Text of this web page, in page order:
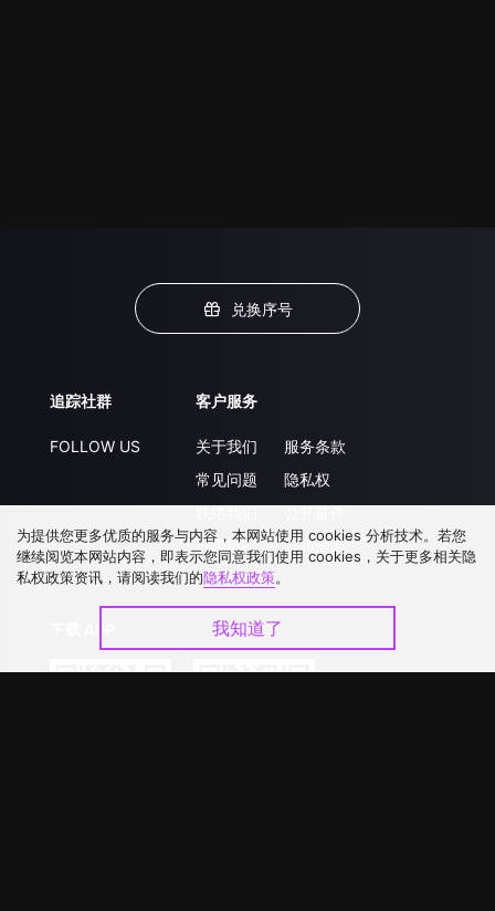
兑换序号
追踪社群
FOLLOW US
客户服务
关于我们
常见问题
升级VIP
服务条款
隐私权
合作洽談
为提供您更多优质的服务与内容，本网站使用 cookies 分析技术。若您
继续阅览本网站内容，即表示您同意我们使用 cookies，关于更多相关隐
私权政策资讯，请阅读我们的隐私权政策。
我知道了